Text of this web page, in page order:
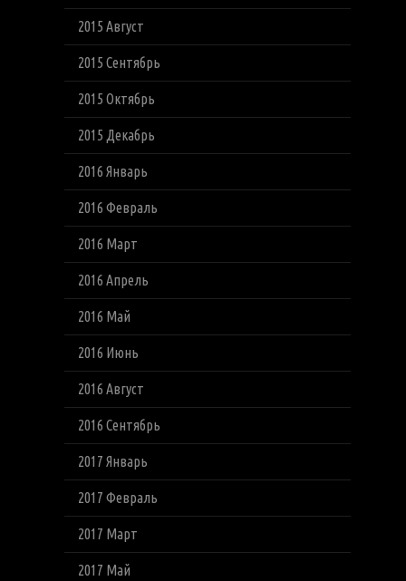
2015 Август
2015 Сентябрь
2015 Октябрь
2015 Декабрь
2016 Январь
2016 Февраль
2016 Март
2016 Апрель
2016 Май
2016 Июнь
2016 Август
2016 Сентябрь
2017 Январь
2017 Февраль
2017 Март
2017 Май